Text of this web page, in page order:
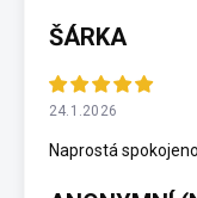
ŠÁRKA
24.1.2026
Naprostá